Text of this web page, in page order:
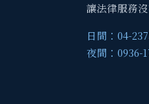
讓法律服務
日間：04-
夜間：0936-